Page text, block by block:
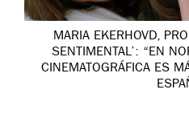
MARIA EKERHOVD,
SENTIMENTAL’: “EN
CINEMATOGRÁFICA ES